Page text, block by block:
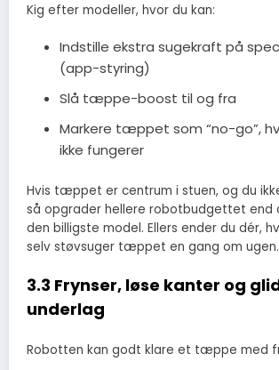
Kig efter modeller, hvor du kan:
Indstille ekstra sugekraft på
(app-styring)
Slå tæppe-boost til og fra
Markere tæppet som “no-go”,
ikke fungerer
Hvis tæppet er centrum i stuen, og du
så opgrader hellere robotbudgettet end
den billigste model. Ellers ender du dér,
selv støvsuger tæppet en gang om ugen.
3.3 Frynser, løse kanter og
underlag
Robotten kan godt klare et tæppe med